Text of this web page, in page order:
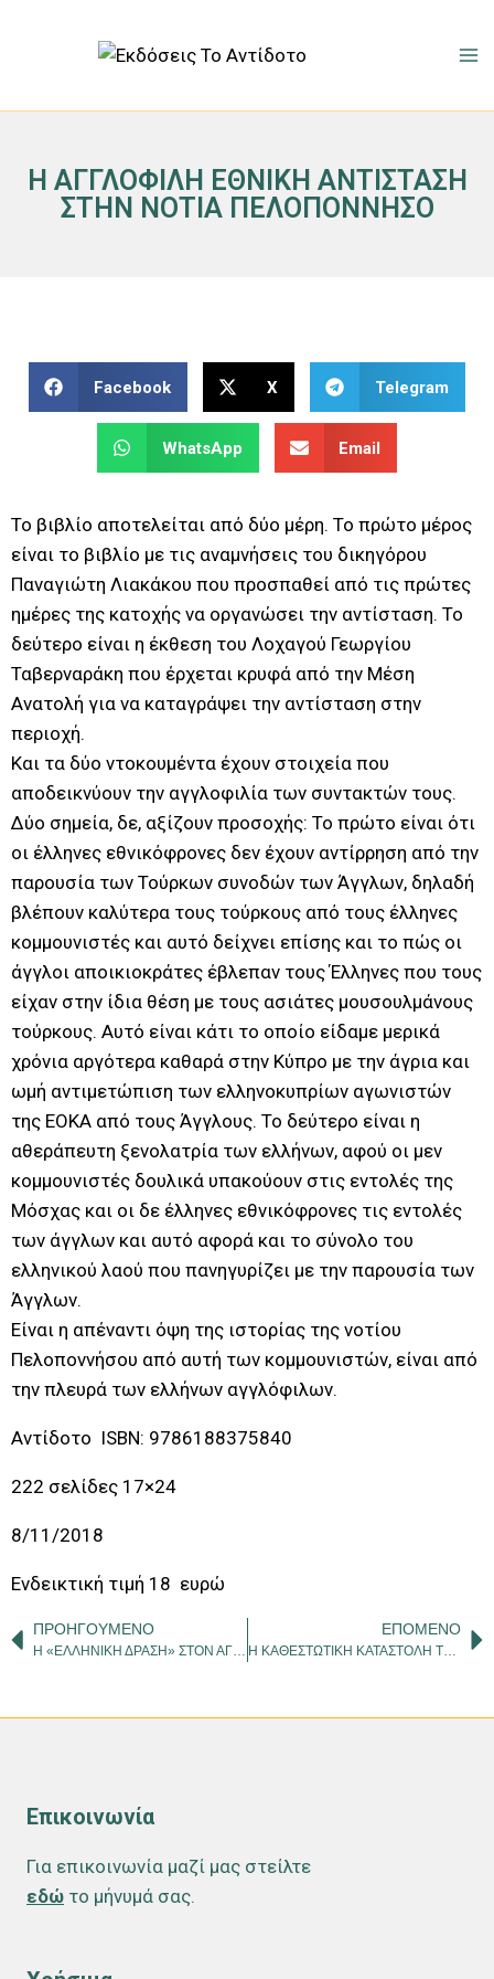
Η ΑΓΓΛΟΦΙΛΗ ΕΘΝΙΚΗ ΑΝΤΙΣΤΑΣΗ
ΣΤΗΝ ΝΟΤΙΑ ΠΕΛΟΠΟΝΝΗΣΟ
Facebook X Telegram
WhatsApp Email
Το βιβλίο αποτελείται από δύο μέρη. Το πρώτο μέρος
είναι το βιβλίο με τις αναμνήσεις του δικηγόρου
Παναγιώτη Λιακάκου που προσπαθεί από τις πρώτες
ημέρες της κατοχής να οργανώσει την αντίσταση. Το
δεύτερο είναι η έκθεση του Λοχαγού Γεωργίου
Ταβερναράκη που έρχεται κρυφά από την Μέση
Ανατολή για να καταγράψει την αντίσταση στην
περιοχή.
Και τα δύο ντοκουμέντα έχουν στοιχεία που
αποδεικνύουν την αγγλοφιλία των συντακτών τους.
Δύο σημεία, δε, αξίζουν προσοχής: Το πρώτο είναι ότι
οι έλληνες εθνικόφρονες δεν έχουν αντίρρηση από την
παρουσία των Τούρκων συνοδών των Άγγλων, δηλαδή
βλέπουν καλύτερα τους τούρκους από τους έλληνες
κομμουνιστές και αυτό δείχνει επίσης και το πώς οι
άγγλοι αποικιοκράτες έβλεπαν τους Έλληνες που τους
είχαν στην ίδια θέση με τους ασιάτες μουσουλμάνους
τούρκους. Αυτό είναι κάτι το οποίο είδαμε μερικά
χρόνια αργότερα καθαρά στην Κύπρο με την άγρια και
ωμή αντιμετώπιση των ελληνοκυπρίων αγωνιστών
της ΕΟΚΑ από τους Άγγλους. Το δεύτερο είναι η
αθεράπευτη ξενολατρία των ελλήνων, αφού οι μεν
κομμουνιστές δουλικά υπακούουν στις εντολές της
Μόσχας και οι δε έλληνες εθνικόφρονες τις εντολές
των άγγλων και αυτό αφορά και το σύνολο του
ελληνικού λαού που πανηγυρίζει με την παρουσία των
Άγγλων.
Είναι η απέναντι όψη της ιστορίας της νοτίου
Πελοποννήσου από αυτή των κομμουνιστών, είναι από
την πλευρά των ελλήνων αγγλόφιλων.
Αντίδοτο ISBN: 9786188375840
222 σελίδες 17×24
8/11/2018
Ενδεικτική τιμή 18 ευρώ
ΠΡΟΗΓΟΎΜΕΝΟ
Η «ΕΛΛΗΝΙΚΗ ΔΡΑΣΗ» ΣΤΟΝ ΑΓΩΝΑ ΓΙΑ ΤΟ ΜΑΚΕΔΟΝΙΚΟ ΖΗΤΗΜΑ
ΕΠΌΜΕΝΟ
Η ΚΑΘΕΣΤΩΤΙΚΗ ΚΑΤΑΣΤΟΛΗ ΤΗΣ ΕΛΕΥΘΕΡΙΑΣ
Επικοινωνία
Για επικοινωνία μαζί μας στείλτε
εδώ το μήνυμά σας.